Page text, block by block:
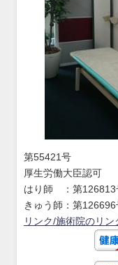
第55421号
厚生労働大臣認可
はり師 ：第126813
きゅう師：第126696
リンク/施術院のリン